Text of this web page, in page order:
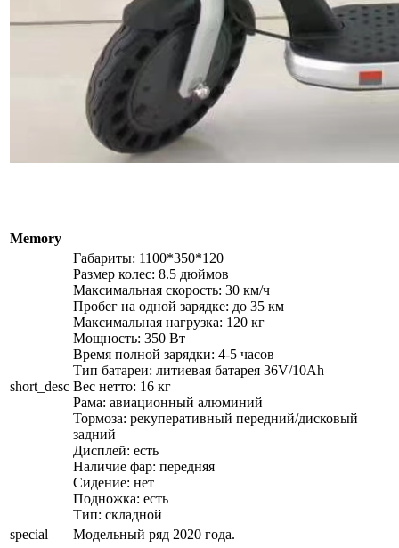
Memory
short_desc
Габариты: 1100*350*120
Размер колес: 8.5 дюймов
Максимальная скорость: 30 км/ч
Пробег на одной зарядке: до 35 км
Максимальная нагрузка: 120 кг
Мощность: 350 Вт
Время полной зарядки: 4-5 часов
Тип батареи: литиевая батарея 36V/10Ah
Вес нетто: 16 кг
Рама: авиационный алюминий
Тормоза: рекуперативный передний/дисковый
задний
Дисплей: есть
Наличие фар: передняя
Сидение: нет
Подножка: есть
Тип: складной
special
Модельный ряд 2020 года.